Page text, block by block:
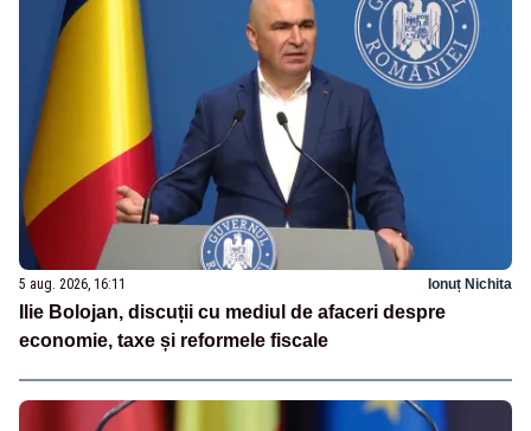
5 aug. 2026, 16:11 Ionuț Nichita
Ilie Bolojan, discuții cu mediul de afaceri despre
economie, taxe și reformele fiscale